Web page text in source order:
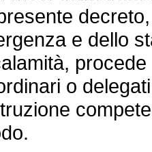
e dello
o